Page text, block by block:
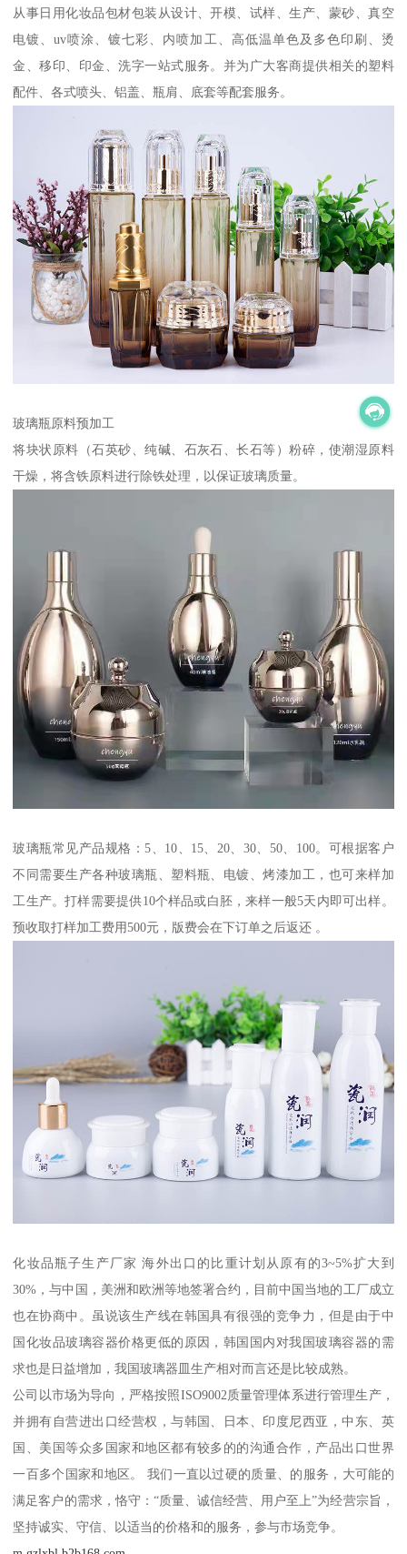
从事日用化妆品包材包装从设计、开模、试样、生产、蒙砂、真空
电镀、uv喷涂、镀七彩、内喷加工、高低温单色及多色印刷、烫
金、移印、印金、洗字一站式服务。并为广大客商提供相关的塑料
配件、各式喷头、铝盖、瓶肩、底套等配套服务。
玻璃瓶原料预加工
将块状原料（石英砂、纯碱、石灰石、长石等）粉碎，使潮湿原料
干燥，将含铁原料进行除铁处理，以保证玻璃质量。
玻璃瓶常见产品规格：5、10、15、20、30、50、100。可根据客户
不同需要生产各种玻璃瓶、塑料瓶、电镀、烤漆加工，也可来样加
工生产。打样需要提供10个样品或白胚，来样一般5天内即可出样。
预收取打样加工费用500元，版费会在下订单之后返还 。
化妆品瓶子生产厂家 海外出口的比重计划从原有的3~5%扩大到
30%，与中国，美洲和欧洲等地签署合约，目前中国当地的工厂成立
也在协商中。虽说该生产线在韩国具有很强的竞争力，但是由于中
国化妆品玻璃容器价格更低的原因，韩国国内对我国玻璃容器的需
求也是日益增加，我国玻璃器皿生产相对而言还是比较成熟。
公司以市场为导向，严格按照ISO9002质量管理体系进行管理生产，
并拥有自营进出口经营权，与韩国、日本、印度尼西亚，中东、英
国、美国等众多国家和地区都有较多的的沟通合作，产品出口世界
一百多个国家和地区。 我们一直以过硬的质量、的服务，大可能的
满足客户的需求，恪守：“质量、诚信经营、用户至上”为经营宗旨，
坚持诚实、守信、以适当的价格和的服务，参与市场竞争。